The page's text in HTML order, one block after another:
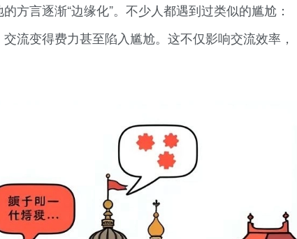
方言逐渐“边缘化”。不少人都遇到过类似的尴尬：
流变得费力甚至陷入尴尬。这不仅影响交流效率，